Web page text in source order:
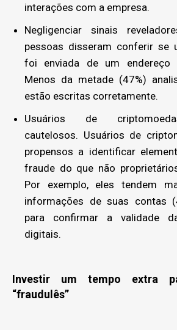
interações com a empresa.
Negligenciar sinais
pessoas disseram conferir se
foi enviada de um endereço
Menos da metade (47%)
estão escritas corretamente.
Usuários de
cautelosos. Usuários de
propensos a identificar
fraude do que não
Por exemplo, eles tendem
informações de suas contas
para confirmar a validade
digitais.
Investir um tempo extra
“fraudulês”